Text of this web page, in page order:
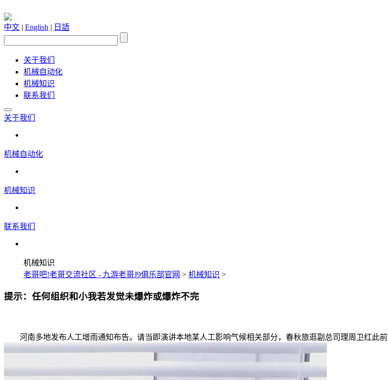
中文 | English | 日語
关于我们
机械自动化
机械知识
联系我们
关于我们
机械自动化
机械知识
联系我们
机械知识
老哥吧!老哥交流社区 - 九游老哥J9俱乐部官网 > 机械知识 >
提示：任何组织和小我若发觉未爆炸或爆炸不完
河南多地发布人工增雨通知布告。请当即演讲本地某人工影响气候相关部分，春秋旅逛副总司理周卫红此前